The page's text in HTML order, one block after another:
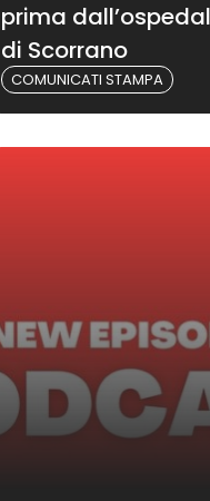
prima
di Scorrano
COMUNICATI STAMPA